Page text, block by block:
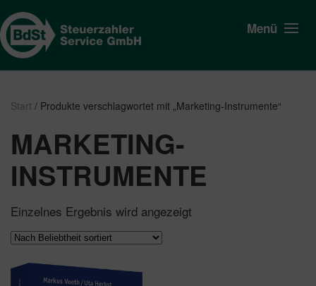
Menü
Start / Produkte verschlagwortet mit „Marketing-Instrumente“
MARKETING-
INSTRUMENTE
Einzelnes Ergebnis wird angezeigt